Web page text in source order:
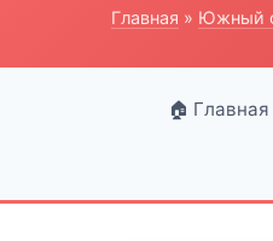
Главная » Южный
🏠 Главная